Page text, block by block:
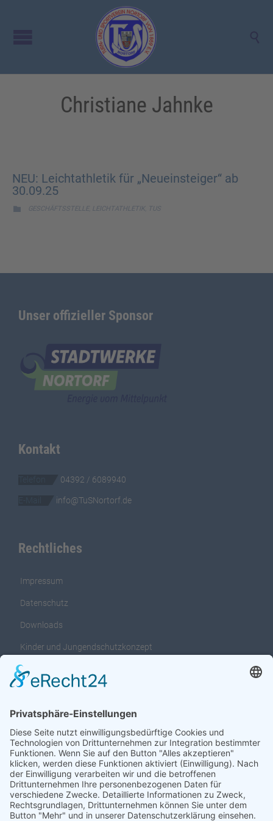
Christiane Jahnke
NEU: Leichtathletik für „Neueinsteiger“ ab
30.09.25
 CATEGORY
GESCHÄFTSSTELLE, LEICHTATHLETIK TUS
Unser offizieller Sponsor
Kontakt
04392 / 6089940
info@TuSNortorf.de
Rechtliches
Impressum
Datenschutz
Downloads
Kinder und Jungendschutzkonzept
Interventionsleitfaden für das Kinder und
Jungendschutzkonzept
Adresse:
Heinkenborsteler Weg 14 zur Zeit findet ihr uns in der Industrie
Straße 6
24589 Nortorf